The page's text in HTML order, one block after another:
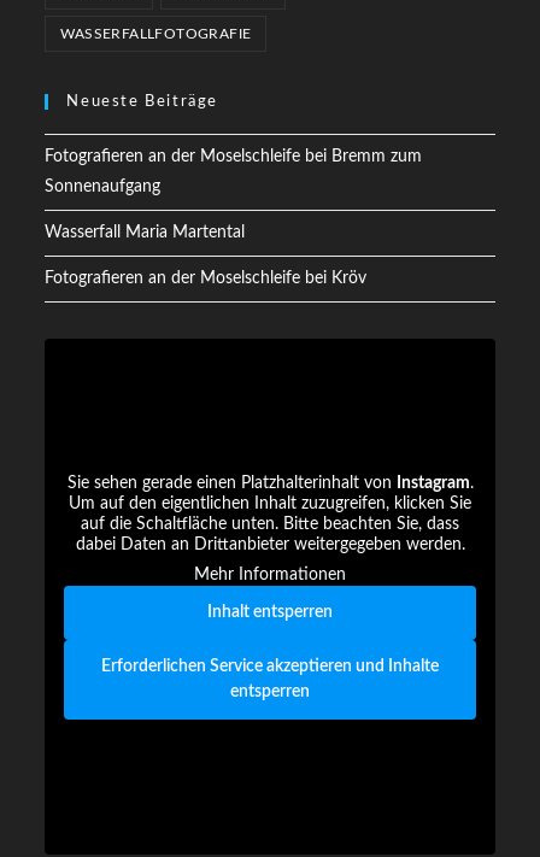
WASSERFALLFOTOGRAFIE
Neueste Beiträge
Fotografieren an der Moselschleife bei Bremm zum
Sonnenaufgang
Wasserfall Maria Martental
Fotografieren an der Moselschleife bei Kröv
Sie sehen gerade einen Platzhalterinhalt von Instagram.
Um auf den eigentlichen Inhalt zuzugreifen, klicken Sie
auf die Schaltfläche unten. Bitte beachten Sie, dass
dabei Daten an Drittanbieter weitergegeben werden.
Mehr Informationen
Inhalt entsperren
Erforderlichen Service akzeptieren und Inhalte
entsperren